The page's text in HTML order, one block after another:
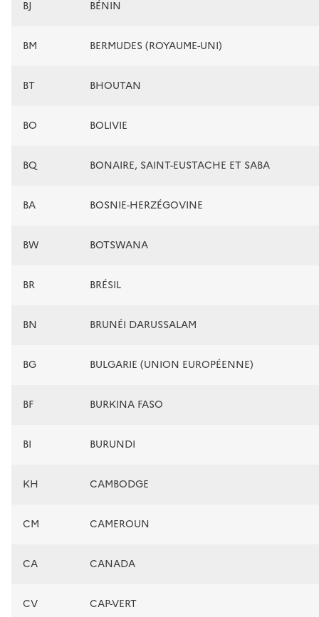
BJ BÉNIN
BM BERMUDES (ROYAUME-UNI)
BT BHOUTAN
BO BOLIVIE
BQ BONAIRE, SAINT-EUSTACHE ET SABA
BA BOSNIE-HERZÉGOVINE
BW BOTSWANA
BR BRÉSIL
BN BRUNÉI DARUSSALAM
BG BULGARIE (UNION EUROPÉENNE)
BF BURKINA FASO
BI BURUNDI
KH CAMBODGE
CM CAMEROUN
CA CANADA
CV CAP-VERT